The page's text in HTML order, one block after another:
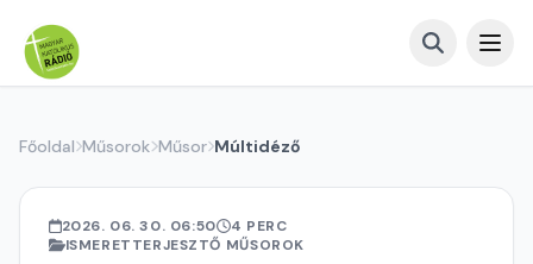
Főoldal Műsorok Műsor Múltidéző
2026. 06. 30. 06:50
4 PERC
ISMERETTERJESZTŐ MŰSOROK